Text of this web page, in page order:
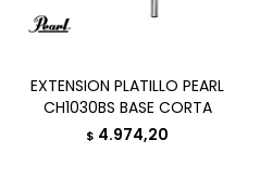
EXTENSION PLATILLO PEARL
CH1030BS BASE CORTA
$ 4.974,20